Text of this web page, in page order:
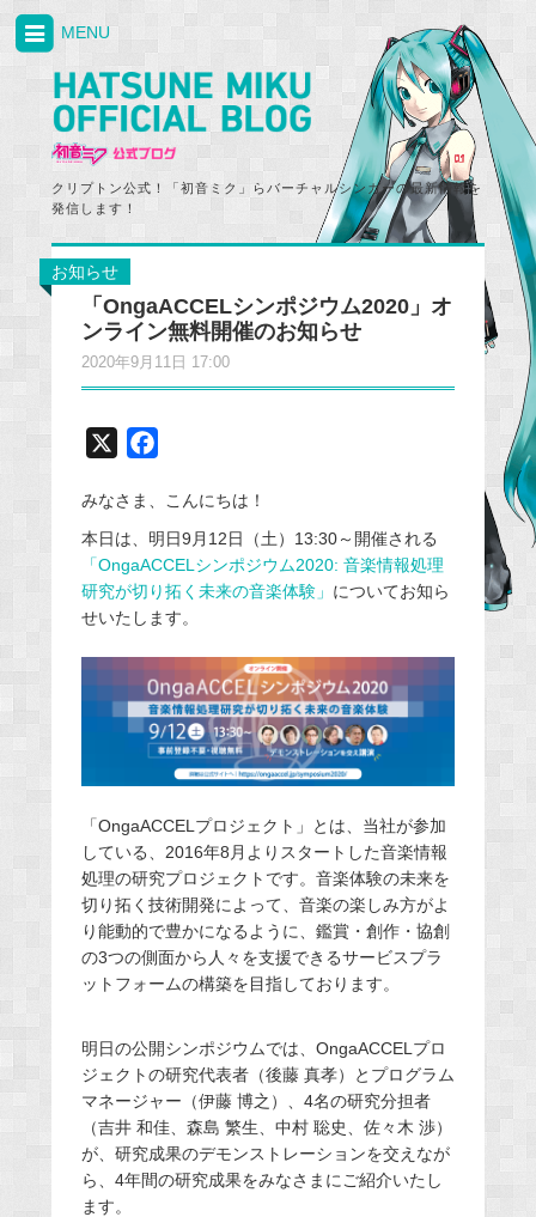
クリプトン公式！「初音ミク」らバーチャルシンガーの最新情報を
発信します！
MENU
お知らせ
「OngaACCELシンポジウム2020」オ
ンライン無料開催のお知らせ
2020年9月11日 17:00
c
e
b
o
o
k
みなさま、こんにちは！
本日は、明日9月12日（土）13:30～開催される
「OngaACCELシンポジウム2020: 音楽情報処理
研究が切り拓く未来の音楽体験」 についてお知ら
せいたします。
「OngaACCELプロジェクト」とは、当社が参加
している、2016年8月よりスタートした音楽情報
処理の研究プロジェクトです。音楽体験の未来を
切り拓く技術開発によって、音楽の楽しみ方がよ
り能動的で豊かになるように、鑑賞・創作・協創
の3つの側面から人々を支援できるサービスプラ
ットフォームの構築を目指しております。
明日の公開シンポジウムでは、OngaACCELプロ
ジェクトの研究代表者（後藤 真孝）とプログラム
マネージャー（伊藤 博之）、4名の研究分担者
（吉井 和佳、森島 繁生、中村 聡史、佐々木 渉）
が、研究成果のデモンストレーションを交えなが
ら、4年間の研究成果をみなさまにご紹介いたし
ます。